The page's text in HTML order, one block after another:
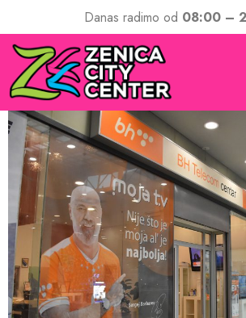
Danas radimo od 08:00 –